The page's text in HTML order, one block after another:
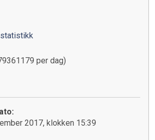
per dag)
2017, klokken 15:39